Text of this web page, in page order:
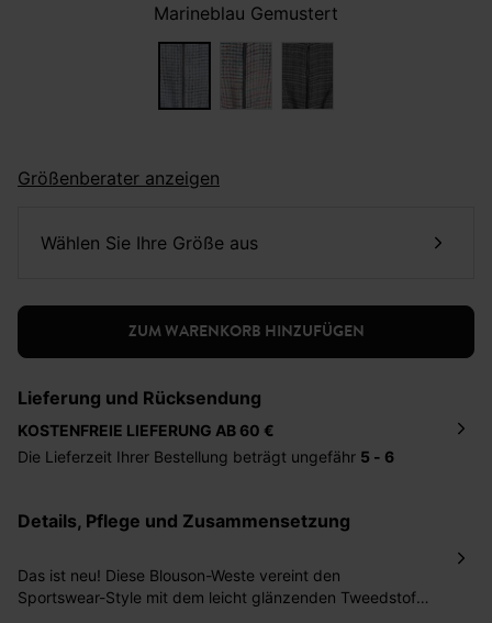
Marineblau Gemustert
Größenberater anzeigen
Wählen Sie Ihre Größe aus
ZUM WARENKORB HINZUFÜGEN
Lieferung und Rücksendung
KOSTENFREIE LIEFERUNG AB 60 €
Die Lieferzeit Ihrer Bestellung beträgt ungefähr 5 - 6
betragen 2,95 Euro bei einem Bestellwert von unter 60
Sie haben das Recht binnen30 Tagennach Erhalt der
Details, Pflege und Zusammensetzung
Das ist neu! Diese Blouson-Weste vereint den
Sportswear-Style mit dem leicht glänzenden Tweedstoff